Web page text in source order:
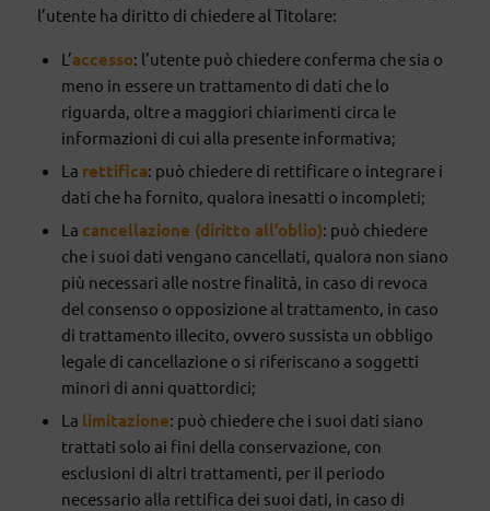
l’utente ha diritto di chiedere al Titolare:
L’accesso: l’utente può chiedere conferma che sia o
meno in essere un trattamento di dati che lo
riguarda, oltre a maggiori chiarimenti circa le
informazioni di cui alla presente informativa;
La rettifica: può chiedere di rettificare o integrare i
dati che ha fornito, qualora inesatti o incompleti;
La cancellazione (diritto all’oblio): può chiedere
che i suoi dati vengano cancellati, qualora non siano
più necessari alle nostre finalità, in caso di revoca
del consenso o opposizione al trattamento, in caso
di trattamento illecito, ovvero sussista un obbligo
legale di cancellazione o si riferiscano a soggetti
minori di anni quattordici;
La limitazione: può chiedere che i suoi dati siano
trattati solo ai fini della conservazione, con
esclusioni di altri trattamenti, per il periodo
necessario alla rettifica dei suoi dati, in caso di